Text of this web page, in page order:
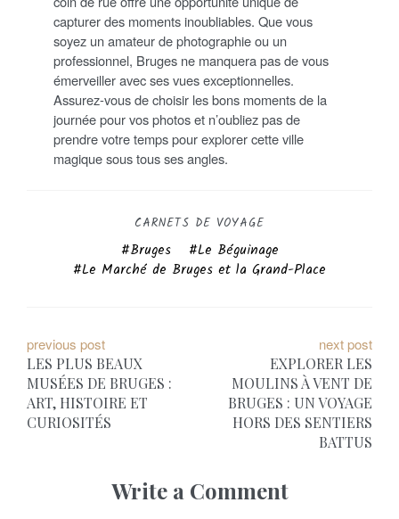
capturer des moments inoubliables. Que vous
soyez un amateur de photographie ou un
professionnel, Bruges ne manquera pas de vous
émerveiller avec ses vues exceptionnelles.
Assurez-vous de choisir les bons moments de la
journée pour vos photos et n’oubliez pas de
prendre votre temps pour explorer cette ville
magique sous tous ses angles.
CARNETS DE VOYAGE
Bruges
Le Béguinage
Le Marché de Bruges et la Grand-Place
N
a
v
previous post
LES PLUS BEAUX
MUSÉES DE BRUGES :
ART, HISTOIRE ET
CURIOSITÉS
next post
EXPLORER LES
MOULINS À VENT DE
BRUGES : UN VOYAGE
HORS DES SENTIERS
BATTUS
Write a Comment